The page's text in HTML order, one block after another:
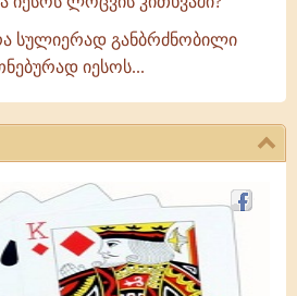
სულიერად განბრძნობილი
იესოს...